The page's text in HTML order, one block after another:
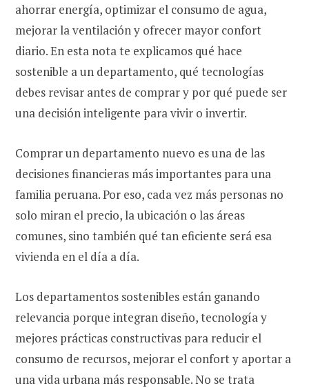
ahorrar energía, optimizar el consumo de agua,
mejorar la ventilación y ofrecer mayor confort
diario. En esta nota te explicamos qué hace
sostenible a un departamento, qué tecnologías
debes revisar antes de comprar y por qué puede ser
una decisión inteligente para vivir o invertir.
Comprar un departamento nuevo es una de las
decisiones financieras más importantes para una
familia peruana. Por eso, cada vez más personas no
solo miran el precio, la ubicación o las áreas
comunes, sino también qué tan eficiente será esa
vivienda en el día a día.
Los departamentos sostenibles están ganando
relevancia porque integran diseño, tecnología y
mejores prácticas constructivas para reducir el
consumo de recursos, mejorar el confort y aportar a
una vida urbana más responsable. No se trata